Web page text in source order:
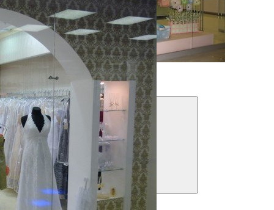
Манекены серии «Style Lux»
Фильтры